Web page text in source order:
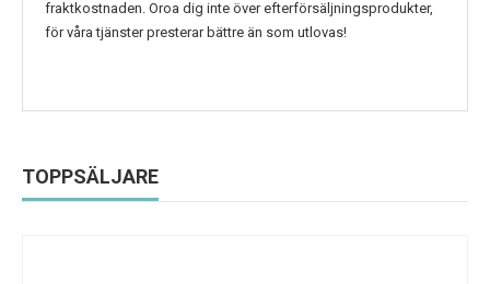
fraktkostnaden. Oroa dig inte över efterförsäljningsprodukter,
för våra tjänster presterar bättre än som utlovas!
TOPPSÄLJARE